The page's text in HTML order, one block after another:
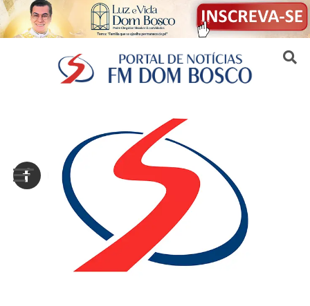
Sair da versão mobile